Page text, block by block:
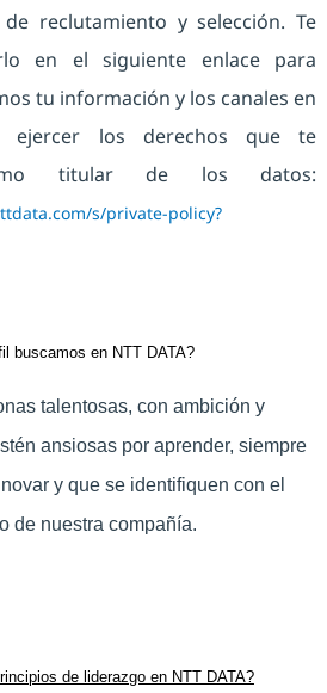
reclutamiento y selección. Te
en el siguiente enlace para
tu información y los canales en
ejercer los derechos que te
titular de los datos:
s/private-policy?
buscamos en NTT DATA?
talentosas, con ambición y
ansiosas por aprender, siempre
y que se identifiquen con el
de nuestra compañía.
de liderazgo en NTT DATA?